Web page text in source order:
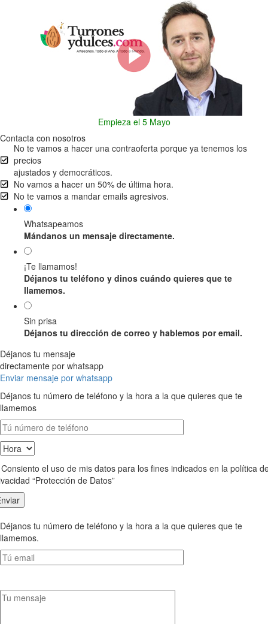
Empieza el 5 Mayo
Contacta con nosotros
No te vamos a hacer una contraoferta porque ya tenemos los
precios
ajustados y democráticos.
No vamos a hacer un 50% de última hora.
No te vamos a mandar emails agresivos.
Whatsapeamos
Mándanos un mensaje directamente.
¡Te llamamos!
Déjanos tu teléfono y dinos cuándo quieres que te
llamemos.
Sin prisa
Déjanos tu dirección de correo y hablemos por email.
Déjanos tu mensaje
directamente por whatsapp
Enviar mensaje por whatsapp
Déjanos tu número de teléfono y la hora a la que quieres que te
llamemos
el uso de mis datos para los fines indicados en la política
“Protección de Datos”
Déjanos tu número de teléfono y la hora a la que quieres que te
llamemos.